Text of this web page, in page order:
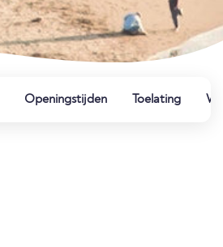
Openingstijden Toelating